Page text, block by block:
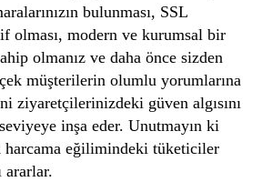
bulunması, SSL
olması, modern ve kurumsal bir
olmanız ve daha önce sizden
müşterilerin olumlu yorumlarına
ziyaretçilerinizdeki güven algısını
inşa eder. Unutmayın ki
harcama eğilimindeki tüketiciler
ararlar.